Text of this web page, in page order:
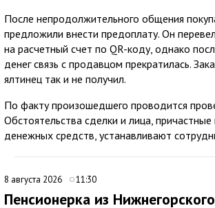
После непродолжительного общения
предложили внести предоплату. Он
на расчетный счет по QR-коду, однако
денег связь с продавцом прекратилась.
ялтинец так и не получил.
По факту произошедшего проводится
Обстоятельства сделки и лица,
денежных средств, устанавливают
8 августа 2026 11:30
Пенсионерка из